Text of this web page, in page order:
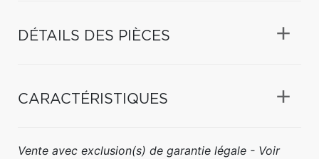
DÉTAILS DES PIÈCES
CARACTÉRISTIQUES
Vente avec exclusion(s) de garantie légale - Voir